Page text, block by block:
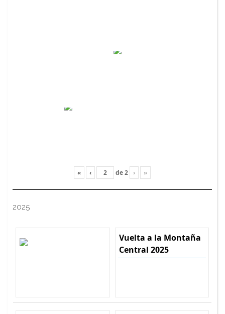
« ‹ de2 › »
2025
Vuelta a la Montaña
Central 2025